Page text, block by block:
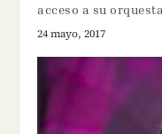
acceso a su
24 mayo, 2017